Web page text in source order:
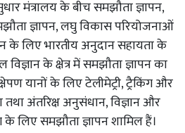
मंत्रालय के बीच समझौता ज्ञापन,
ज्ञापन, लघु विकास परियोजनाओं
के लिए भारतीय अनुदान सहायता के
के क्षेत्र में समझौता ज्ञापन का
यानों के लिए टेलीमेट्री, ट्रैकिंग और
अंतरिक्ष अनुसंधान, विज्ञान और
के लिए समझौता ज्ञापन शामिल हैं।